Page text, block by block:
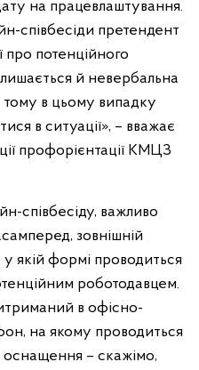
на працевлаштування.
співбесіди претендент
потенційного
й невербальна
тому в цьому випадку
в ситуації», – вважає
профорієнтації КМЦЗ
співбесіду, важливо
зовнішній
у якій формі проводиться
роботодавцем.
в офісно-
на якому проводиться
оснащення – скажімо,